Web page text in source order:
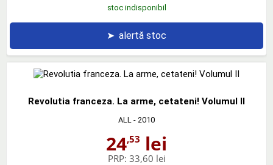
stoc indisponibil
➤ alertă stoc
Revolutia franceza. La arme, cetateni! Volumul II
ALL - 2010
24,53 lei
PRP: 33,60 lei